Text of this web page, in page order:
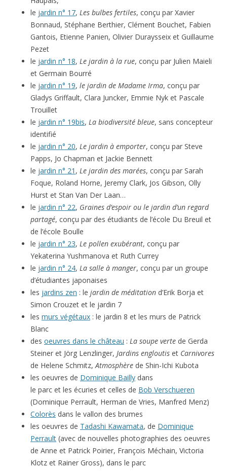
le jardin n° 17, Les bulbes fertiles, conçu par Xavier
Bonnaud, Stéphane Berthier, Clément Bouchet, Fabien
Gantois, Etienne Panien, Olivier Duraysseix et Guillaume
Pezet
le jardin n° 18, Le jardin à la rue, conçu par Julien Maieli
et Germain Bourré
le jardin n° 19, le jardin de Madame Irma, conçu par
Gladys Griffault, Clara Juncker, Emmie Nyk et Pascale
Trouillet
le jardin n° 19bis, La biodiversité bleue, sans concepteur
identifié
le jardin n° 20, Le jardin à emporter, conçu par Steve
Papps, Jo Chapman et Jackie Bennett
le jardin n° 21 , Le jardin des marées, conçu par Sarah
Foque, Roland Horne, Jeremy Clark, Jos Gibson, Olly
Hurst et Stan Van Der Laan…
le jardin n° 22, Graines d’espoir ou le jardin d’un regard
partagé, conçu par des étudiants de l’école Du Breuil et
de l’école Boulle
le jardin n° 23, Le pollen exubérant, conçu par
Yekaterina Yushmanova et Ruth Currey
le jardin n° 24, La salle à manger, conçu par un groupe
d’étudiantes japonaises
les jardins zen : le jardin de méditation d’Erik Borja et
Simon Crouzet et le jardin 7
les murs végétaux : le jardin 8 et les murs de Patrick
Blanc
des oeuvres dans le château : La soupe verte de Gerda
Steiner et Jörg Lenzlinger, Jardins engloutis et Carnivores
de Helene Schmitz,Atmosphère de Shin-Ichi Kubota
les oeuvres de Dominique Bailly dans
le parc et les écuries et celles de Bob Verschueren
(Dominique Perrault, Herman de Vries, Manfred Menz)
Colorès dans le vallon des brumes
les oeuvres de Tadashi Kawamata, de Dominique
Perrault (avec de nouvelles photographies des oeuvres
de Anne et Patrick Poirier, François Méchain, Victoria
Klotz et Rainer Gross), dans le parc